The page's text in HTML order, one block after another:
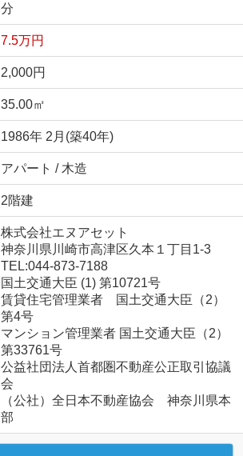
分
7.5万円
2,000円
35.00㎡
1986年 2月(築40年)
アパート / 木造
2階建
株式会社エヌアセット
神奈川県川崎市高津区久本１丁目1-3
TEL:044-873-7188
国土交通大臣 (1) 第10721号
賃貸住宅管理業者 国土交通大臣（2）
第4号
マンション管理業者 国土交通大臣（2）
第33761号
公益社団法人首都圏不動産公正取引協議
会
（公社）全日本不動産協会 神奈川県本
部